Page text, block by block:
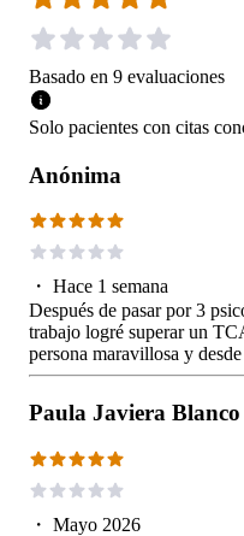
Basado en 9 evaluaciones
Solo pacientes con citas
Anónima
・ Hace 1 semana
Después de pasar por 3
trabajo logré superar un
persona maravillosa y
Paula Javiera
・ Mayo 2026